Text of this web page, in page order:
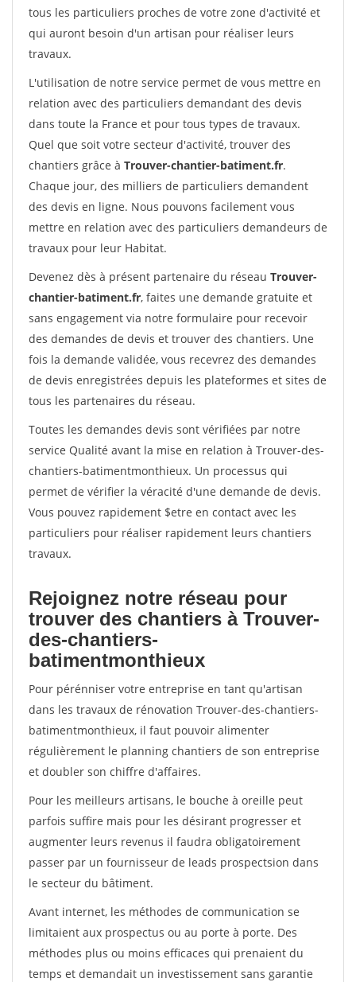
tous les particuliers proches de votre zone d'activité et
qui auront besoin d'un artisan pour réaliser leurs
travaux.
L'utilisation de notre service permet de vous mettre en
relation avec des particuliers demandant des devis
dans toute la France et pour tous types de travaux.
Quel que soit votre secteur d'activité, trouver des
chantiers grâce à Trouver-chantier-batiment.fr.
Chaque jour, des milliers de particuliers demandent
des devis en ligne. Nous pouvons facilement vous
mettre en relation avec des particuliers demandeurs de
travaux pour leur Habitat.
Devenez dès à présent partenaire du réseau Trouver-
chantier-batiment.fr, faites une demande gratuite et
sans engagement via notre formulaire pour recevoir
des demandes de devis et trouver des chantiers. Une
fois la demande validée, vous recevrez des demandes
de devis enregistrées depuis les plateformes et sites de
tous les partenaires du réseau.
Toutes les demandes devis sont vérifiées par notre
service Qualité avant la mise en relation à Trouver-des-
chantiers-batimentmonthieux. Un processus qui
permet de vérifier la véracité d'une demande de devis.
Vous pouvez rapidement $etre en contact avec les
particuliers pour réaliser rapidement leurs chantiers
travaux.
Rejoignez notre réseau pour
trouver des chantiers à Trouver-
des-chantiers-
batimentmonthieux
Pour pérénniser votre entreprise en tant qu'artisan
dans les travaux de rénovation Trouver-des-chantiers-
batimentmonthieux, il faut pouvoir alimenter
régulièrement le planning chantiers de son entreprise
et doubler son chiffre d'affaires.
Pour les meilleurs artisans, le bouche à oreille peut
parfois suffire mais pour les désirant progresser et
augmenter leurs revenus il faudra obligatoirement
passer par un fournisseur de leads prospectsion dans
le secteur du bâtiment.
Avant internet, les méthodes de communication se
limitaient aux prospectus ou au porte à porte. Des
méthodes plus ou moins efficaces qui prenaient du
temps et demandait un investissement sans garantie